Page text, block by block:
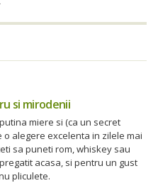
si mirodenii
miere si (ca un secret
alegere excelenta in zilele mai
sa puneti rom, whiskey sau
acasa, si pentru un gust
pliculete.